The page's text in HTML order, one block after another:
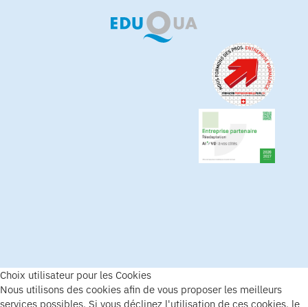
Choix utilisateur pour les Cookies
Nous utilisons des cookies afin de vous proposer les meilleurs
services possibles. Si vous déclinez l'utilisation de ces cookies, le